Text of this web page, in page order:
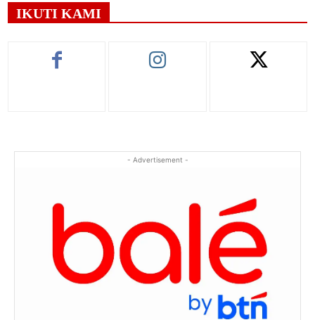
IKUTI KAMI
- Advertisement -